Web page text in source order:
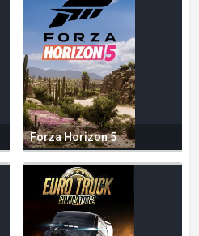
Forza Horizon 5